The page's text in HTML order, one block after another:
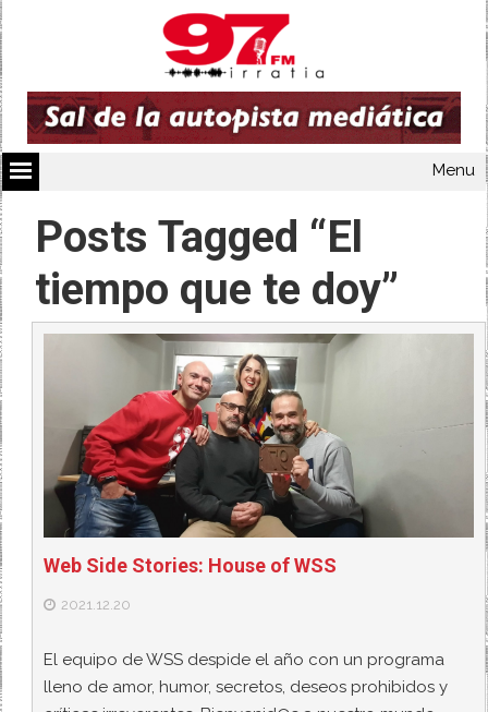
Menu
Posts Tagged “El
tiempo que te doy”
Web Side Stories: House of WSS
2021.12.20
El equipo de WSS despide el año con un programa
lleno de amor, humor, secretos, deseos prohibidos y